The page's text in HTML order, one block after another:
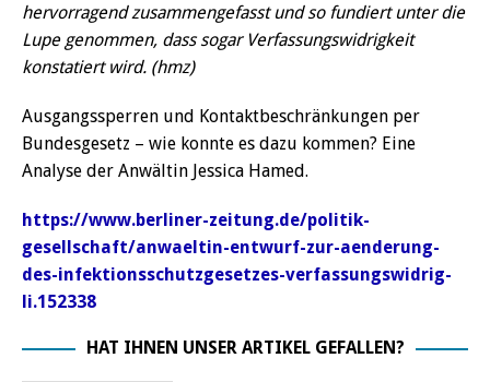
hervorragend zusammengefasst und so fundiert unter die
Lupe genommen, dass sogar Verfassungswidrigkeit
konstatiert wird. (hmz)
Ausgangssperren und Kontaktbeschränkungen per
Bundesgesetz – wie konnte es dazu kommen? Eine
Analyse der Anwältin Jessica Hamed.
https://www.berliner-zeitung.de/politik-
gesellschaft/anwaeltin-entwurf-zur-aenderung-
des-infektionsschutzgesetzes-verfassungswidrig-
li.152338
HAT IHNEN UNSER ARTIKEL GEFALLEN?